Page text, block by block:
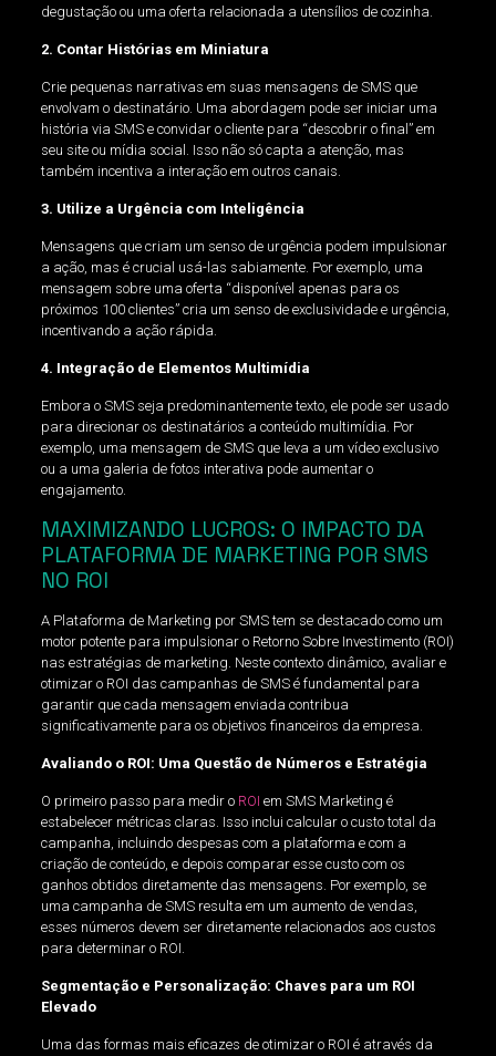
degustação ou uma oferta relacionada a utensílios de cozinha.
2. Contar Histórias em Miniatura
Crie pequenas narrativas em suas mensagens de SMS que
envolvam o destinatário. Uma abordagem pode ser iniciar uma
história via SMS e convidar o cliente para “descobrir o final” em
seu site ou mídia social. Isso não só capta a atenção, mas
também incentiva a interação em outros canais.
3. Utilize a Urgência com Inteligência
Mensagens que criam um senso de urgência podem impulsionar
a ação, mas é crucial usá-las sabiamente. Por exemplo, uma
mensagem sobre uma oferta “disponível apenas para os
próximos 100 clientes” cria um senso de exclusividade e urgência,
incentivando a ação rápida.
4. Integração de Elementos Multimídia
Embora o SMS seja predominantemente texto, ele pode ser usado
para direcionar os destinatários a conteúdo multimídia. Por
exemplo, uma mensagem de SMS que leva a um vídeo exclusivo
ou a uma galeria de fotos interativa pode aumentar o
engajamento.
MAXIMIZANDO LUCROS: O IMPACTO DA
PLATAFORMA DE MARKETING POR SMS
NO ROI
A Plataforma de Marketing por SMS tem se destacado como um
motor potente para impulsionar o Retorno Sobre Investimento (ROI)
nas estratégias de marketing. Neste contexto dinâmico, avaliar e
otimizar o ROI das campanhas de SMS é fundamental para
garantir que cada mensagem enviada contribua
significativamente para os objetivos financeiros da empresa.
Avaliando o ROI: Uma Questão de Números e Estratégia
O primeiro passo para medir o ROI em SMS Marketing é
estabelecer métricas claras. Isso inclui calcular o custo total da
campanha, incluindo despesas com a plataforma e com a
criação de conteúdo, e depois comparar esse custo com os
ganhos obtidos diretamente das mensagens. Por exemplo, se
uma campanha de SMS resulta em um aumento de vendas,
esses números devem ser diretamente relacionados aos custos
para determinar o ROI.
Segmentação e Personalização: Chaves para um ROI
Elevado
Uma das formas mais eficazes de otimizar o ROI é através da